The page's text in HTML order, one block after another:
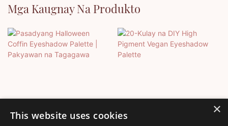
Mga Kaugnay Na Produkto
×
This website uses cookies